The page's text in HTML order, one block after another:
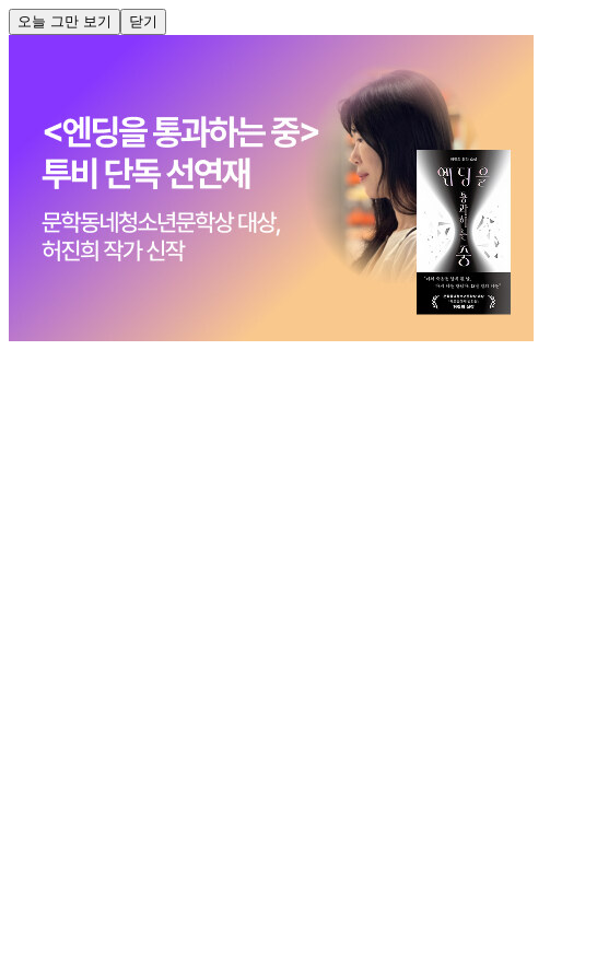
오늘 그만 보기 닫기